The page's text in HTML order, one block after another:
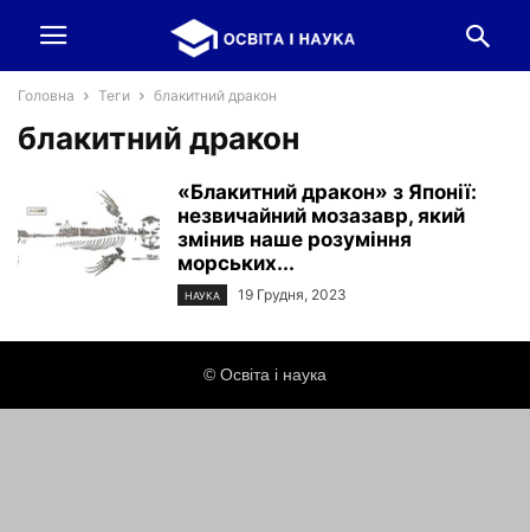
Головна Теги блакитний дракон
блакитний дракон
«Блакитний дракон» з Японії:
незвичайний мозазавр, який
змінив наше розуміння
морських...
НАУКА 19 Грудня, 2023
© Освіта і наука